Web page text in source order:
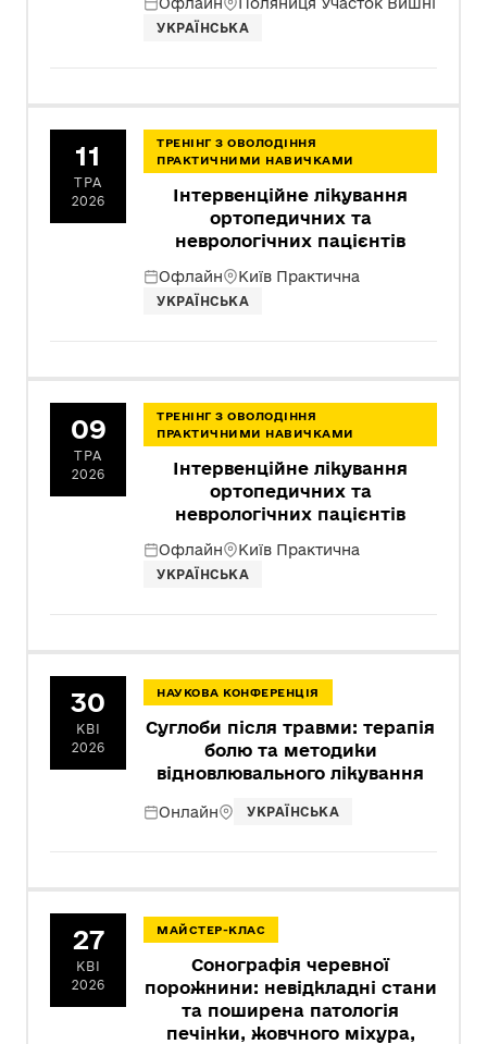
УКРАЇНСЬКА
11
ТРА
2026
ТРЕНІНГ З ОВОЛОДІННЯ
ПРАКТИЧНИМИ НАВИЧКАМИ
Інтервенційне лікування
ортопедичних та
неврологічних пацієнтів
Офлайн Київ Практична
УКРАЇНСЬКА
09
ТРА
2026
ТРЕНІНГ З ОВОЛОДІННЯ
ПРАКТИЧНИМИ НАВИЧКАМИ
Інтервенційне лікування
ортопедичних та
неврологічних пацієнтів
Офлайн Київ Практична
УКРАЇНСЬКА
30
КВІ
2026
НАУКОВА КОНФЕРЕНЦІЯ
Суглоби після травми: терапія
болю та методики
відновлювального лікування
Онлайн УКРАЇНСЬКА
27
КВІ
2026
МАЙСТЕР-КЛАС
Сонографія черевної
порожнини: невідкладні стани
та поширена патологія
печінки, жовчного міхура,